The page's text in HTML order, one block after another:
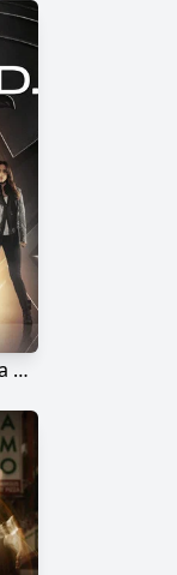
Agentes da S.H.I.E.L.D. da Marvel